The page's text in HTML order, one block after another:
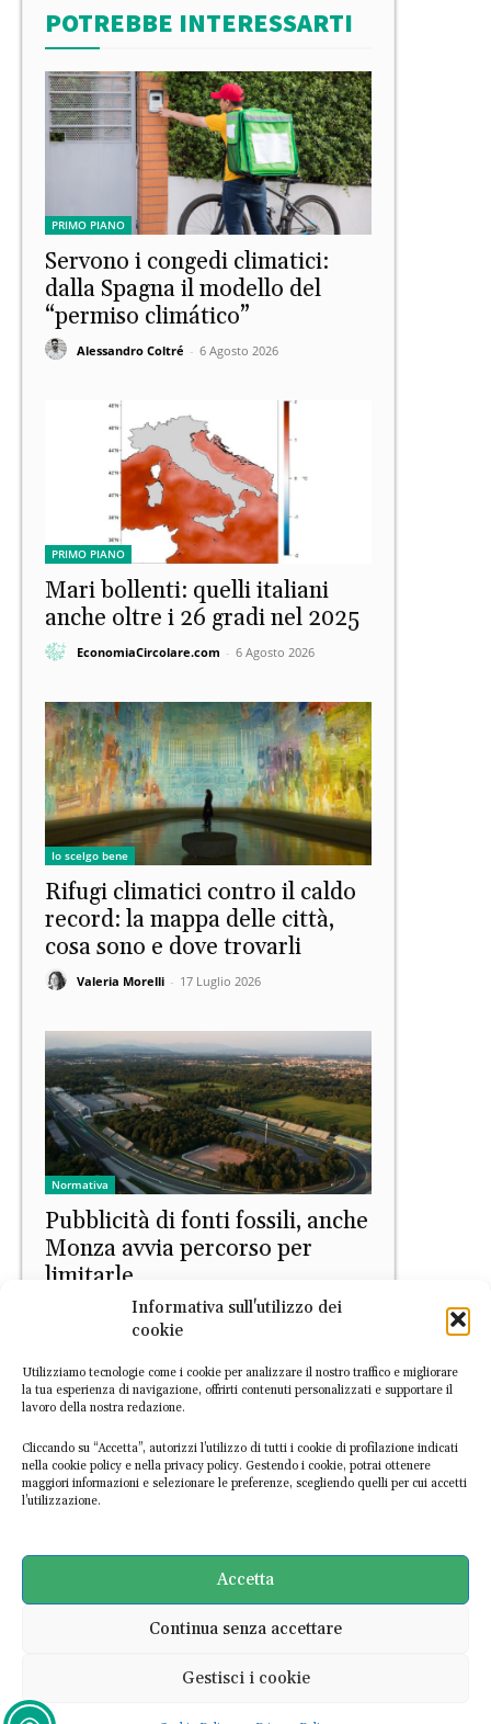
Informativa sull'utilizzo dei
cookie
Utilizziamo tecnologie come i cookie per analizzare il nostro traffico e migliorare
la tua esperienza di navigazione, offrirti contenuti personalizzati e supportare il
lavoro della nostra redazione.
Cliccando su “Accetta”, autorizzi l’utilizzo di tutti i cookie di profilazione indicati
nella cookie policy e nella privacy policy. Gestendo i cookie, potrai ottenere
maggiori informazioni e selezionare le preferenze, scegliendo quelli per cui accetti
l’utilizzazione.
Accetta
Continua senza accettare
Gestisci i cookie
POTREBBE INTERESSARTI
PRIMO PIANO
Servono i congedi climatici:
dalla Spagna il modello del
“permiso climático”
Alessandro Coltré - 6 Agosto 2026
PRIMO PIANO
Mari bollenti: quelli italiani
anche oltre i 26 gradi nel 2025
EconomiaCircolare.com - 6 Agosto 2026
Io scelgo bene
Rifugi climatici contro il caldo
record: la mappa delle città,
cosa sono e dove trovarli
Valeria Morelli - 17 Luglio 2026
Normativa
Pubblicità di fonti fossili, anche
Monza avvia percorso per
limitarle
EconomiaCircolare.com - 22 Giugno 2026
Le banche non frenano sulle
fossili, anzi: 8.700 miliardi di
dollari da Parigi a oggi
Daniele Di Stefano - 15 Giugno 2026